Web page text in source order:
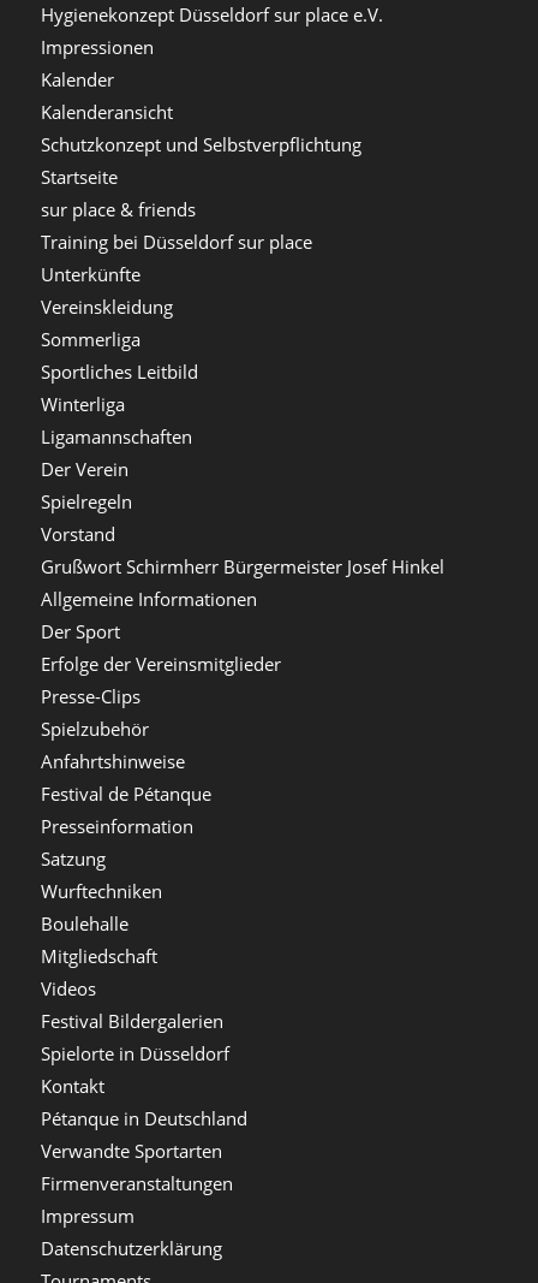
Hygienekonzept Düsseldorf sur place e.V.
Impressionen
Kalender
Kalenderansicht
Schutzkonzept und Selbstverpflichtung
Startseite
sur place & friends
Training bei Düsseldorf sur place
Unterkünfte
Vereinskleidung
Sommerliga
Sportliches Leitbild
Winterliga
Ligamannschaften
Der Verein
Spielregeln
Vorstand
Grußwort Schirmherr Bürgermeister Josef Hinkel
Allgemeine Informationen
Der Sport
Erfolge der Vereinsmitglieder
Presse-Clips
Spielzubehör
Anfahrtshinweise
Festival de Pétanque
Presseinformation
Satzung
Wurftechniken
Boulehalle
Mitgliedschaft
Videos
Festival Bildergalerien
Spielorte in Düsseldorf
Kontakt
Pétanque in Deutschland
Verwandte Sportarten
Firmenveranstaltungen
Impressum
Datenschutzerklärung